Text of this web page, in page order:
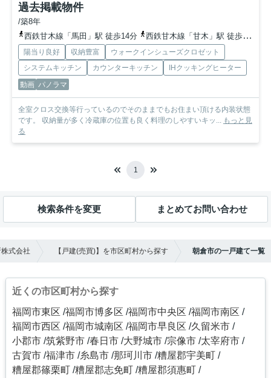
過去掲載物件
/築8年
西鉄甘木線「馬田」駅 徒歩14分
西鉄甘木線「甘木」駅 徒歩14分
陽当り良好 収納豊富
ウォークインシューズクロゼット
システムキッチン
カウンターキッチン
IHクッキングヒーター
動画 パノラマ
全室クロス交換等行っているのでそのままでもお住まい頂ける内装状態
です。 収納量が多く冷蔵庫の位置も良く料理のしやすいキッ... もっと見
る
1
検索条件を変更 まとめてお問い合わせ
式会社 【戸建(売買)】を市区町村から探す 朝倉市の一戸建て一覧
近くの市区町村から探す
福岡市東区 福岡市博多区 福岡市中央区 福岡市南区
福岡市西区 福岡市城南区 福岡市早良区 久留米市
小郡市 筑紫野市 春日市 大野城市 宗像市 太宰府市
古賀市 福津市 糸島市 那珂川市 糟屋郡宇美町
糟屋郡篠栗町 糟屋郡志免町 糟屋郡須惠町